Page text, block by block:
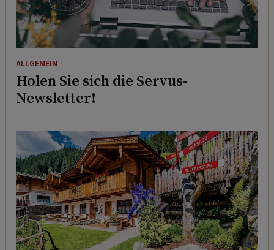
ALLGEMEIN
Holen Sie sich die Servus-
Newsletter!